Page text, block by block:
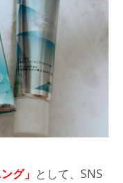
グ」 として、 SNS